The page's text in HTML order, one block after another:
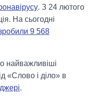
. З 24 лютого
На сьогодні
9 568
найважливіші
«Слово і діло» в
.